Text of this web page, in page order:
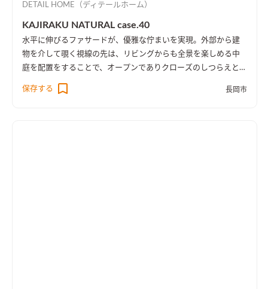
DETAIL HOME（ディテールホーム）
KAJIRAKU NATURAL case.40
水平に伸びるファサードが、優雅な佇まいを実現。外部から建
物を介して覗く視線の先は、リビングからも全景を楽しめる中
庭を配置をすることで、オープンでありクローズのしつらえとし
保存する
長岡市